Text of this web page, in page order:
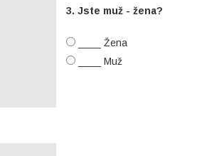
3. Jste muž - žena?
____ Žena
____ Muž